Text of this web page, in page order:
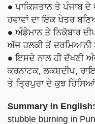
● ਪਾਕਿਸਤਾਨ ਤੇ ਪੰਜਾਬ
ਹਵਾਵਾਂ ਦਾ ਇੱਕ ਖੇਤਰ
● ਅੰਡੇਮਾਨ ਤੇ ਨਿਕੋਬਾਰ
ਅੱਜ ਹਲਕੀ ਤੋਂ ਦਰਮਿਆਨੀ
● ਇਸਦੇ ਨਾਲ ਹੀ ਦੱਖਣੀ
ਕਰਨਾਟਕ, ਲਕਸ਼ਦੀਪ,
ਤੇ ਤ੍ਰਿਪੁਰਾ ਦੇ ਕੁਝ ਹਿੱਸਿਆਂ
Summary in English:
stubble burning in